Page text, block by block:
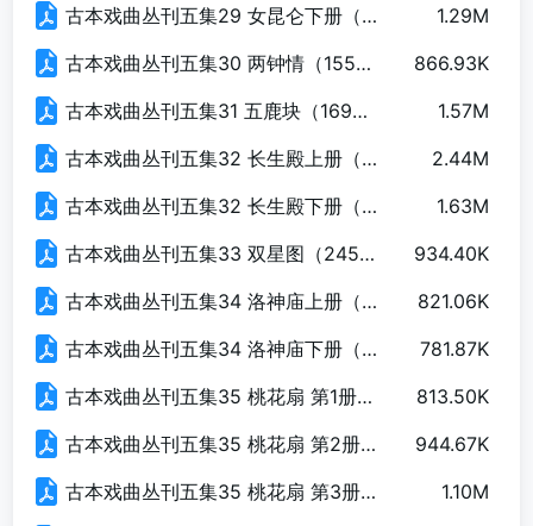
古本戏曲丛刊五集29 女昆仑下册（146页）.pdf
1.29M
古本戏曲丛刊五集30 两钟情（155页）.pdf
866.93K
古本戏曲丛刊五集31 五鹿块（169页）.pdf
1.57M
古本戏曲丛刊五集32 长生殿上册（205页）.pdf
2.44M
古本戏曲丛刊五集32 长生殿下册（202页）.pdf
1.63M
古本戏曲丛刊五集33 双星图（245页）.pdf
934.40K
古本戏曲丛刊五集34 洛神庙上册（167页）.pdf
821.06K
古本戏曲丛刊五集34 洛神庙下册（190页）.pdf
781.87K
古本戏曲丛刊五集35 桃花扇 第1册（145页）.pdf
813.50K
古本戏曲丛刊五集35 桃花扇 第2册（142页）.pdf
944.67K
古本戏曲丛刊五集35 桃花扇 第3册（180页）.pdf
1.10M